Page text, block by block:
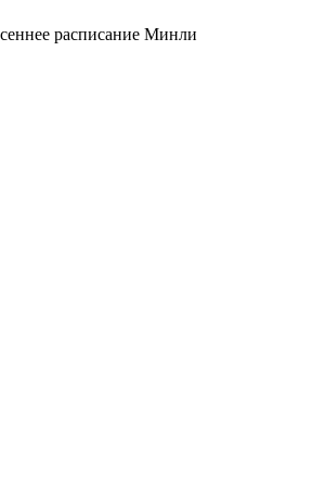
расписание Минли